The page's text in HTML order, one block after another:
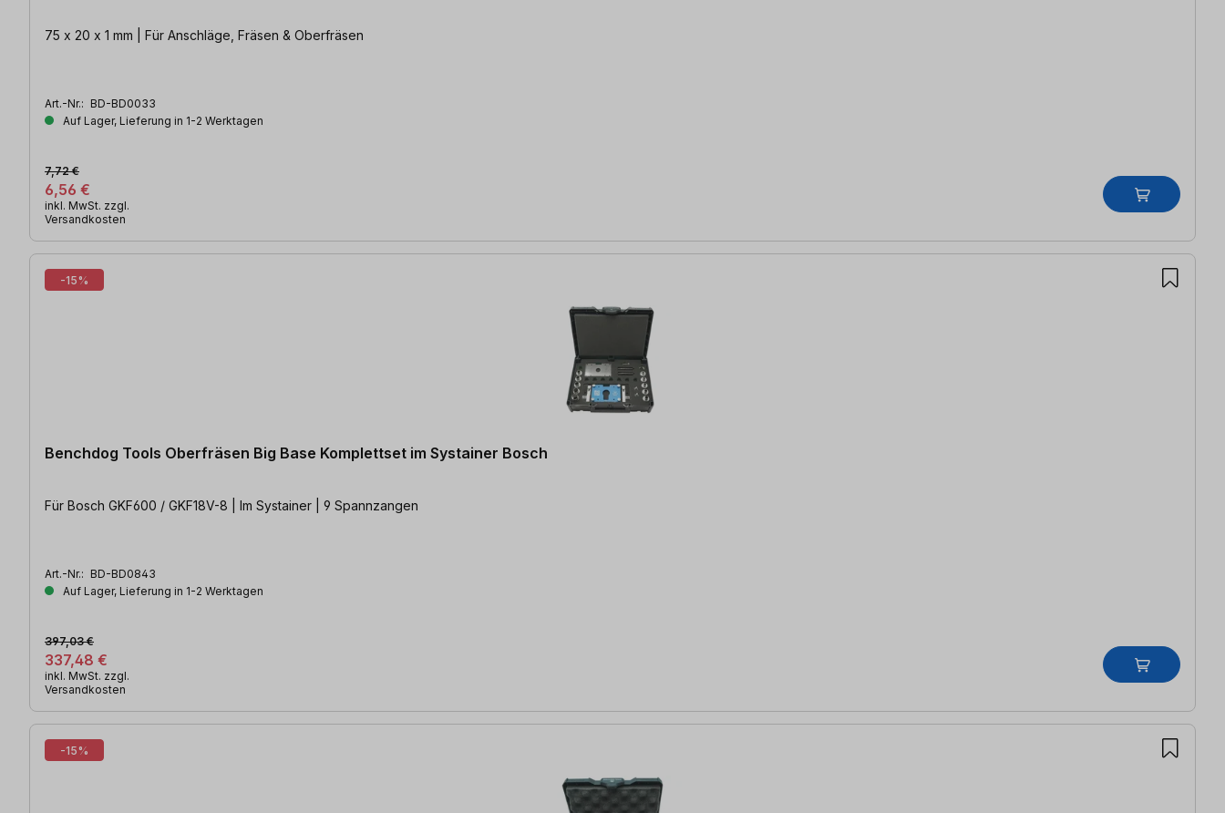
75 x 20 x 1 mm | Für Anschläge, Fräsen & Oberfräsen
Art.-Nr.: BD-BD0033
Auf Lager, Lieferung in 1-2 Werktagen
6,56 €
7,72 €
inkl. MwSt. zzgl.
Versandkosten
-15%
Benchdog Tools Oberfräsen Big Base Komplettset im Systainer Bosch
Für Bosch GKF600 / GKF18V-8 | Im Systainer | 9 Spannzangen
Art.-Nr.: BD-BD0843
Auf Lager, Lieferung in 1-2 Werktagen
337,48 €
397,03 €
inkl. MwSt. zzgl.
Versandkosten
-15%